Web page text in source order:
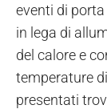
eventi di
in lega di
del calore e
temperature
presentati